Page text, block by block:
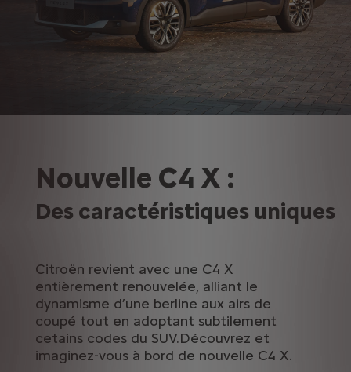
Nouvelle C4 X :
Des caractéristiques uniques
Citroën revient avec une C4 X
entièrement renouvelée, alliant le
dynamisme d’une berline aux airs de
coupé tout en adoptant subtilement
cetains codes du SUV.Découvrez et
imaginez-vous à bord de nouvelle C4 X.